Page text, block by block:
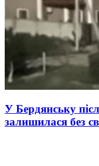
У Бердянську
залишилася без